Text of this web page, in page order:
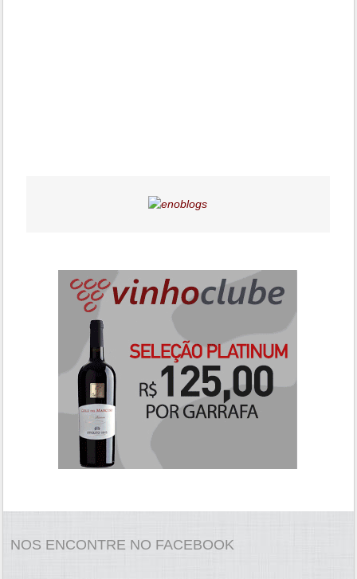
NOS ENCONTRE NO FACEBOOK